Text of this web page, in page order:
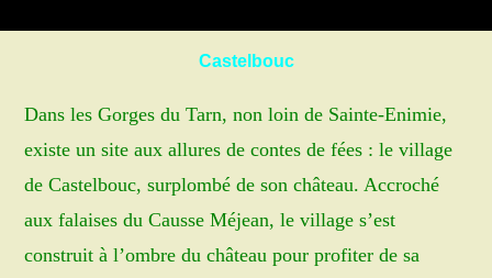
Castelbouc
Dans les Gorges du Tarn, non loin de Sainte-Enimie,
existe un site aux allures de contes de fées : le village
de Castelbouc, surplombé de son château. Accroché
aux falaises du Causse Méjean, le village s’est
construit à l’ombre du château pour profiter de sa